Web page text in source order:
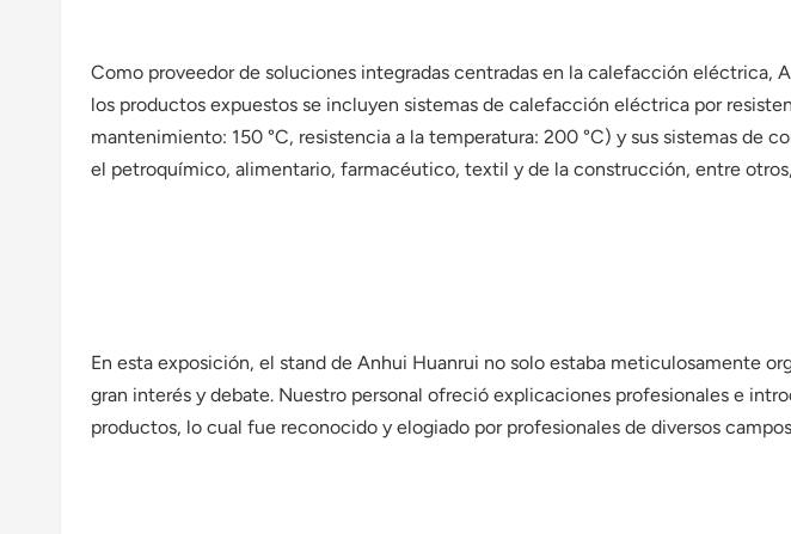
Como proveedor de soluciones integradas centradas en la calefacción eléctrica,
los productos expuestos se incluyen sistemas de calefacción eléctrica por
mantenimiento: 150 °C, resistencia a la temperatura: 200 °C) y sus sistemas
el petroquímico, alimentario, farmacéutico, textil y de la construcción, entre
En esta exposición, el stand de Anhui Huanrui no solo estaba meticulosamente
gran interés y debate. Nuestro personal ofreció explicaciones profesionales e
productos, lo cual fue reconocido y elogiado por profesionales de diversos